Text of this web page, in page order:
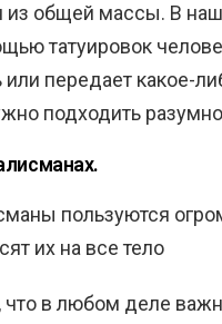
из общей массы. В
татуировок
передает какое-
подходить
пользуются
их на все тело
в любом деле